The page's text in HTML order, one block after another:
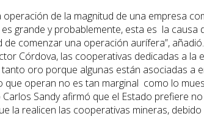
operación de la magnitud de una empresa
grande y probablemente, esta es la
de comenzar una operación aurífera”, añadió.
Córdova, las cooperativas dedicadas a la
oro porque algunas están asociadas a
que operan no es tan marginal como lo
Carlos Sandy afirmó que el Estado prefiere
la realicen las cooperativas mineras,